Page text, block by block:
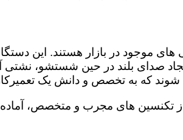
موجود در بازار هستند. این
صدای بلند در حین شستشو، نشتی
که به تخصص و دانش یک تعمیرکار
تکنسین های مجرب و متخصص،